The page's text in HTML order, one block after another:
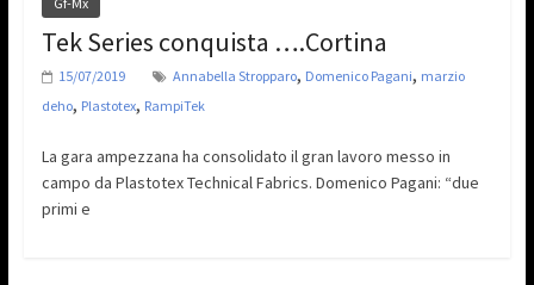
Tek Series conquista ….Cortina
15/07/2019 Annabella Stropparo, Domenico Pagani, marzio
deho, Plastotex, RampiTek
La gara ampezzana ha consolidato il gran lavoro messo in
campo da Plastotex Technical Fabrics. Domenico Pagani: “due
primi e